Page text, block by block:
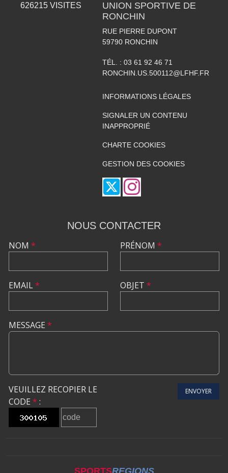
626215 VISITES
UNION SPORTIVE DE
RONCHIN
RUE PIERRE DUPONT
59790 RONCHIN
TÉL. : 03 61 92 46 71
RONCHIN.US.500112@LFHF.FR
INFORMATIONS LÉGALES
SIGNALER UN CONTENU
INAPPROPRIÉ
CHARTE COOKIES
GESTION DES COOKIES
NOUS CONTACTER
NOM *
EMAIL*
PRÉNOM *
OBJET *
MESSAGE *
VEUILLEZ RECOPIER LE
CODE * :
ENVOYER